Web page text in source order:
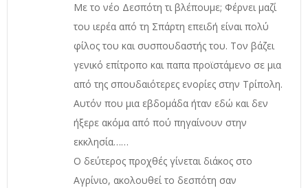
Με το νέο Δεσπότη τι βλέπουμε; Φέρνει μαζί
του ιερέα από τη Σπάρτη επειδή είναι πολύ
φίλος του και συσπουδαστής του. Τον βάζει
γενικό επίτροπο και παπα προϊστάμενο σε μια
από της σπουδαιότερες ενορίες στην Τρίπολη.
Αυτόν που μια εβδομάδα ήταν εδώ και δεν
ήξερε ακόμα από πού πηγαίνουν στην
εκκλησία……
Ο δεύτερος προχθές γίνεται διάκος στο
Αγρίνιο, ακολουθεί το δεσπότη σαν